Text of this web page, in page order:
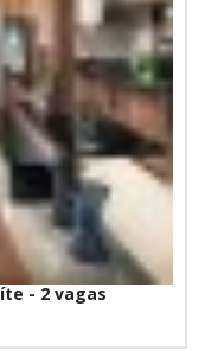
- 2 vagas